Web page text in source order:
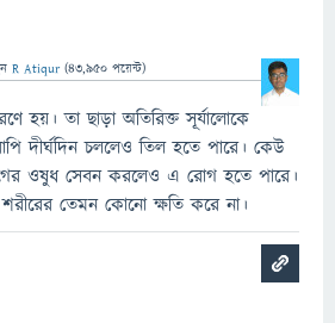
R Atiqur (43,950 পয়েন্ট)
হয়। তা ছাড়া অতিরিক্ত সূর্যালোকে
দীর্ঘদিন চললেও তিল হতে পারে। কেউ
ওষুধ সেবন করলেও এ রোগ হতে পারে।
তেমন কোনো ক্ষতি করে না।